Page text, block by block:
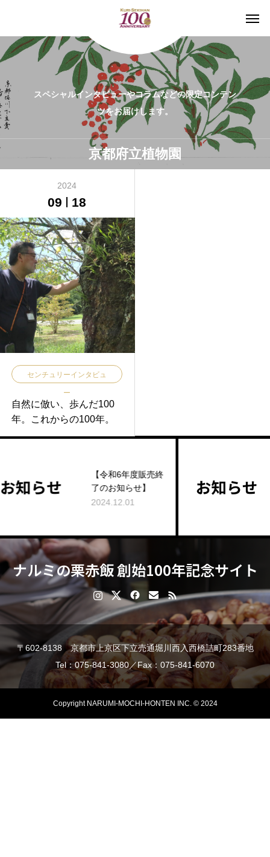
スペシャルインタビューやコラムなどの限定コンテン
ツをお届けします。
京都府立植物園
2024
09 18
センチュリーインタビュ
ー
自然に倣い、歩んだ100
年。これからの100年。
【令和6年度販売終
了のお知らせ】
2024.12.01
らせ
ナルミの栗赤飯 創始100年記念サイト
〒602-8138 京都市上京区下立売通堀川西入西橋詰町283番地
Tel：075-841-3080／Fax：075-841-6070
Copyright NARUMI-MOCHI-HONTEN INC. © 2024